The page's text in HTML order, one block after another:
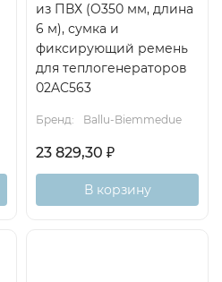
из ПВХ (O350 мм, длина
6 м), сумка и
фиксирующий ремень
для теплогенераторов
02AC563
Бренд: Ballu-Biemmedue
23 829,30 ₽
В корзину